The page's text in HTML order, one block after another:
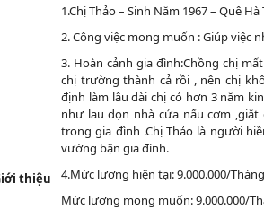
thiệu
1.Chị Thảo – Sinh Năm 1967 – Quê Hà
2. Công việc mong muốn : Giúp việc
3. Hoàn cảnh gia đình:Chồng chị
chị trường thành cả rồi , nên chị
định làm lâu dài chị có hơn 3 năm
như lau dọn nhà cửa nấu cơm ,giặt
trong gia đình .Chị Thảo là người
vướng bận gia đình.
4.Mức lương hiện tại: 9.000.000/Tháng
Mức lương mong muốn: 9.000.000/